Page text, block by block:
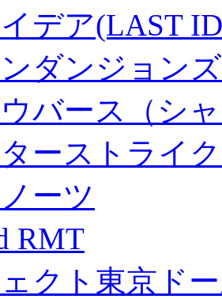
デア(LAST
ダンジョン
バース（シ
ーストライ
ーツ
RMT
クト東京ド